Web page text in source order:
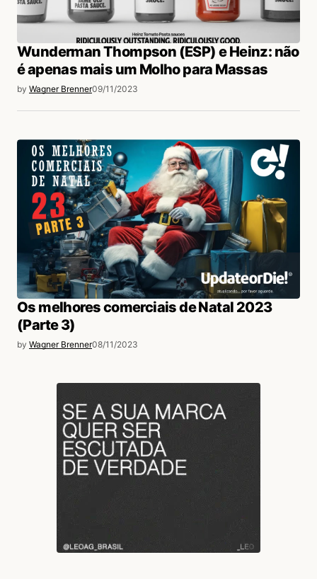
Wunderman Thompson (ESP) e Heinz: não
é apenas mais um Molho para Massas
by Wagner Brenner09/11/2023
Os melhores comerciais de Natal 2023
(Parte 3)
by Wagner Brenner08/11/2023